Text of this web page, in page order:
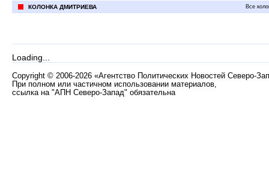
КОЛОНКА ДМИТРИЕВА Все
Loading...
Copyright © 2006-2026 «Агентство Политических Новостей Северо-
При полном или частичном использовании материалов,
ссылка на "АПН Северо-Запад" обязательна